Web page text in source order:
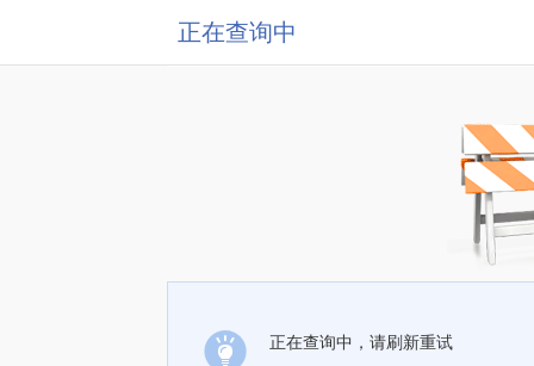
正在查询中
正在查询中，请刷新重试